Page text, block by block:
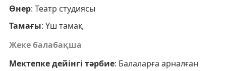
Өнер: Театр студиясы
Тамағы: Үш тамақ
Жеке балабақша
Мектепке дейінгі тәрбие: Балаларға арналған